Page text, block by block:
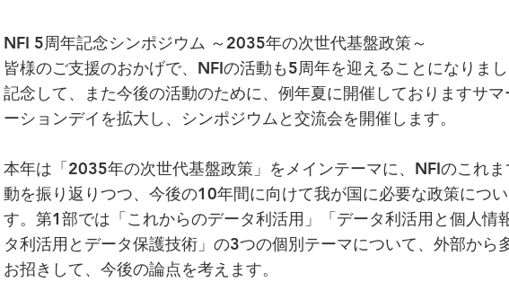
NFI 5周年記念シンポジウム ～2035年の次世代基盤政策～
皆様のご支援のおかげで、NFIの活動も5周年を迎えることになりま
記念して、また今後の活動のために、例年夏に開催しておりますサ
ーションデイを拡大し、シンポジウムと交流会を開催します。
本年は「2035年の次世代基盤政策」をメインテーマに、NFIのこれ
動を振り返りつつ、今後の10年間に向けて我が国に必要な政策につ
す。第1部では「これからのデータ利活用」「データ利活用と個人情
タ利活用とデータ保護技術」の3つの個別テーマについて、外部から
お招きして、今後の論点を考えます。